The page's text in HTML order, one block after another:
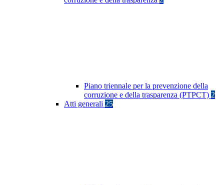
Piano triennale per la prevenzione della
corruzione e della trasparenza (PTPCT) 2
Atti generali 25